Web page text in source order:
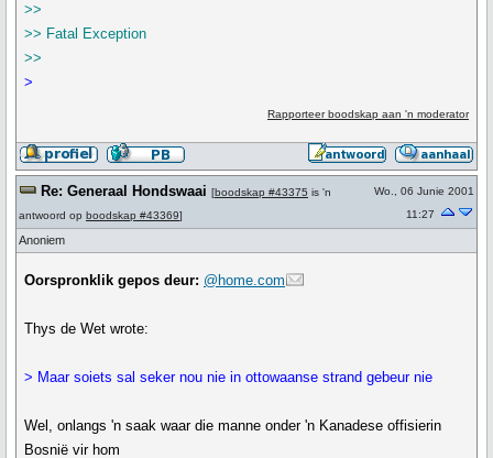
>>
>> Fatal Exception
>>
>
Rapporteer boodskap aan 'n moderator
Re: Generaal Hondswaai [boodskap #43375 is 'n
antwoord op boodskap #43369]
Wo., 06 Junie 2001
11:27
Anoniem
Oorspronklik gepos deur: @home.com
Thys de Wet wrote:
> Maar soiets sal seker nou nie in ottowaanse strand gebeur nie
Wel, onlangs 'n saak waar die manne onder 'n Kanadese offisierin
Bosnië vir hom